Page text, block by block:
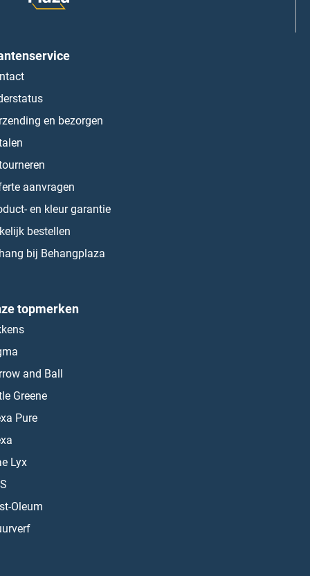
en bezorgen
aanvragen
en kleur garantie
bestellen
bij Behangplaza
topmerken
and Ball
Greene
Pure
Lyx
Oleum